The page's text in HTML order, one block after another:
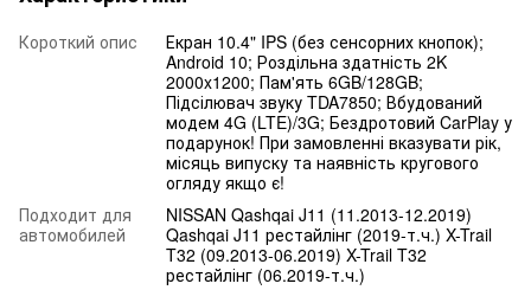
Короткий опис
Екран 10.4" IPS (без сенсорних кнопок);
Android 10; Роздільна здатність 2K
2000x1200; Пам'ять 6GB/128GB;
Підсілювач звуку TDA7850; Вбудований
модем 4G (LTE)/3G; Бездротовий CarPlay у
подарунок! При замовленні вказувати рік,
місяць випуску та наявність кругового
огляду якщо є!
Подходит для
автомобилей
NISSAN Qashqai J11 (11.2013-12.2019)
Qashqai J11 рестайлінг (2019-т.ч.) X-Trail
T32 (09.2013-06.2019) X-Trail T32
рестайлінг (06.2019-т.ч.)